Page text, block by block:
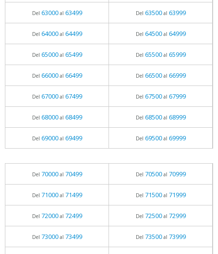
Del 63000al 63499 Del 63500al 63999
Del 64000al 64499 Del 64500al 64999
Del 65000al 65499 Del 65500al 65999
Del 66000al 66499 Del 66500al 66999
Del 67000al 67499 Del 67500al 67999
Del 68000al 68499 Del 68500al 68999
Del 69000al 69499 Del 69500al 69999
Del 70000al 70499 Del 70500al 70999
Del 71000al 71499 Del 71500al 71999
Del 72000al 72499 Del 72500al 72999
Del 73000al 73499 Del 73500al 73999